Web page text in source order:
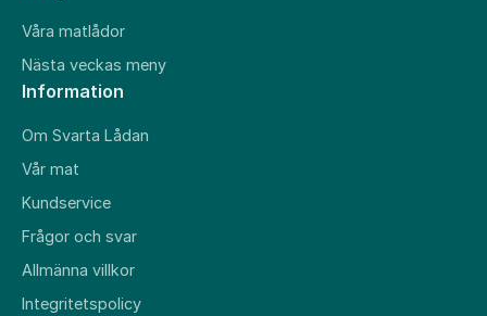
Våra matlådor
Nästa veckas meny
Information
Om Svarta Lådan
Vår mat
Kundservice
Frågor och svar
Allmänna villkor
Integritetspolicy